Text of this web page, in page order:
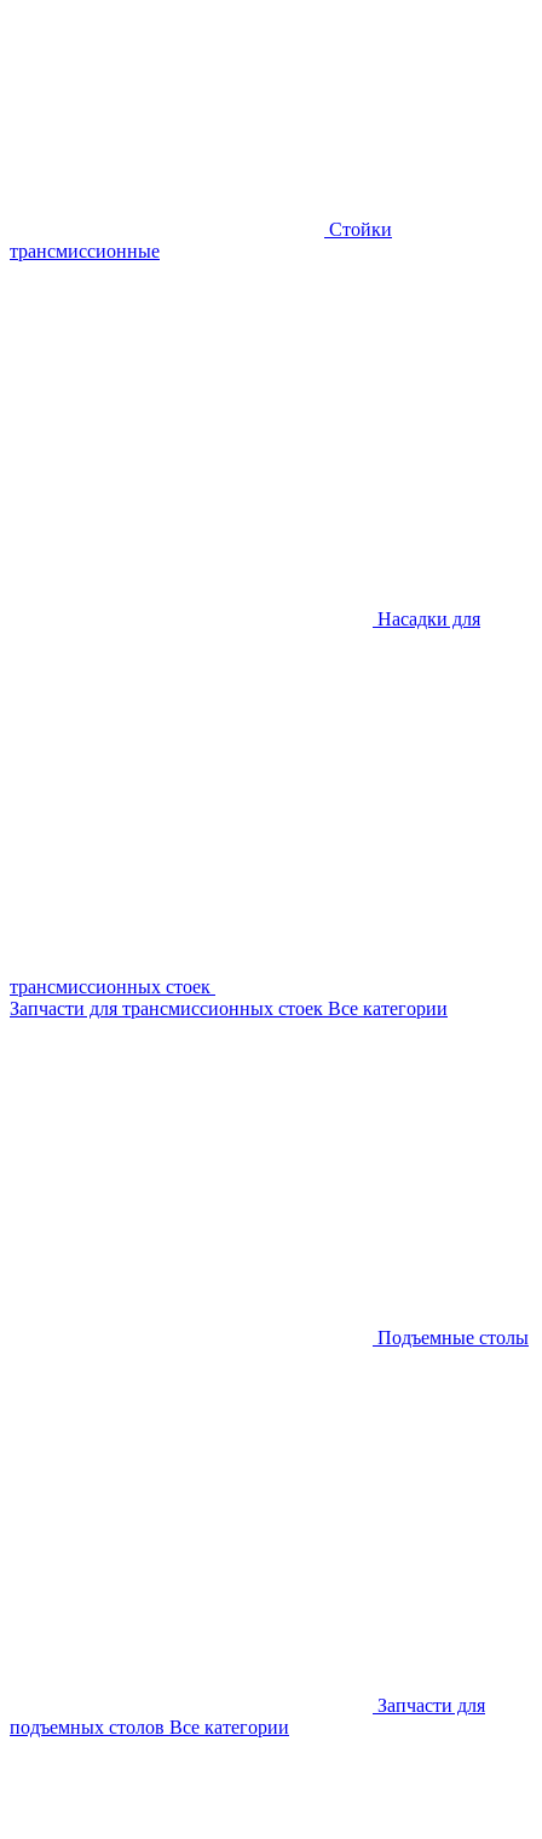
Стойки
трансмиссионные
Насадки для
трансмиссионных стоек
Запчасти для трансмиссионных стоек Все категории
Подъемные столы
Запчасти для
подъемных столов Все категории